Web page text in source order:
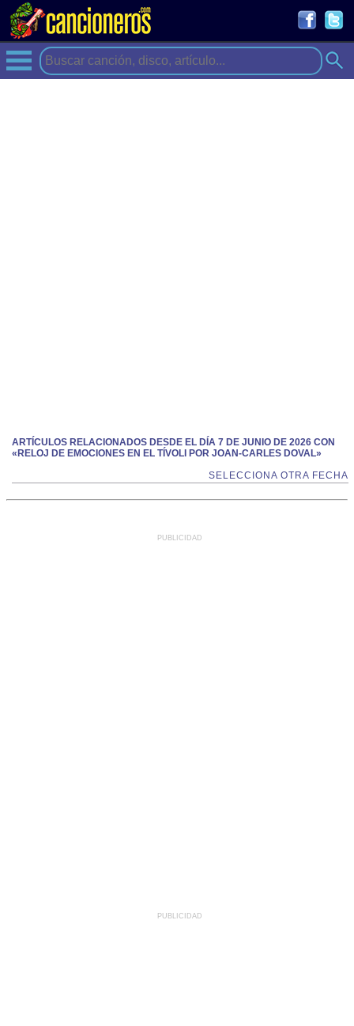
ARTÍCULOS RELACIONADOS DESDE EL DÍA 7 DE JUNIO DE 2026 CON
«RELOJ DE EMOCIONES EN EL TÍVOLI POR JOAN-CARLES DOVAL»
SELECCIONA OTRA FECHA
PUBLICIDAD
PUBLICIDAD